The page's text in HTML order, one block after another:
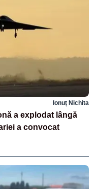
Ionuț Nichita
a explodat lângă
a convocat